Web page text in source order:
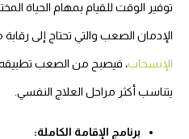
توفير الوقت للقيام بمهام الحياة
الإدمان الصعب والتي تحتاج إلى رقابة
الإنسحاب، فيصبح من الصعب تطبيقه
يتناسب أكثر مراحل العلاج النفسي.
برنامج الإقامة الكاملة: